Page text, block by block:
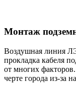
Монтаж
Воздушная линия
прокладка кабеля
от многих
черте города из-за